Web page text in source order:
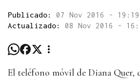
Publicado: 07 Nov 2016 - 19:19
Actualizado: 08 Nov 2016 -
El teléfono móvil de Diana Quer,